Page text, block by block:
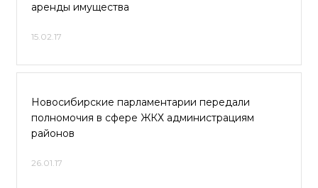
аренды имущества
15.02.17
Новосибирские парламентарии передали
полномочия в сфере ЖКХ администрациям
районов
26.01.17